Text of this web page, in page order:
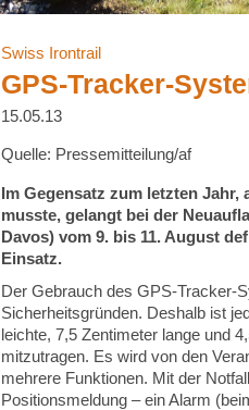
Swiss Irontrail
GPS-Tracker-
15.05.13
Quelle: Pressemitteilung/af
Im Gegensatz zum letzten
musste, gelangt bei der
Davos) vom 9. bis 11. August
Einsatz.
Der Gebrauch des GPS-Tracker-
Sicherheitsgründen. Deshalb ist
leichte, 7,5 Zentimeter lange und
mitzutragen. Es wird von den
mehrere Funktionen. Mit der
Positionsmeldung – ein Alarm